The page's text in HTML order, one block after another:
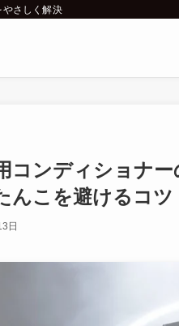
やさしく解決
コンディショナ
んこを避けるコツ
日